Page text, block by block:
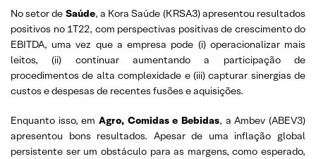
No setor de Saúde, a Kora Saúde (KRSA3) apresentou resultados
positivos no 1T22, com perspectivas positivas de crescimento do
EBITDA, uma vez que a empresa pode (i) operacionalizar mais
leitos, (ii) continuar aumentando a participação de
procedimentos de alta complexidade e (iii) capturar sinergias de
custos e despesas de recentes fusões e aquisições.
Enquanto isso, em Agro, Comidas e Bebidas, a Ambev (ABEV3)
apresentou bons resultados. Apesar de uma inflação global
persistente ser um obstáculo para as margens, como esperado,